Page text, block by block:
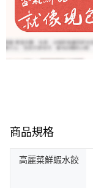
商品規格
高麗菜鮮蝦水餃